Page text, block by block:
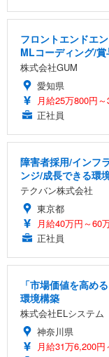
フロントエンドエ
MLコーディング/
株式会社GUM
愛知県
月給25万800円
正社員
障害者採用/インフ
ンジ/成長できる環
テクバン株式会社
東京都
月給40万円～60
正社員
「市場価値を高め
環境構築
株式会社ELシステム
神奈川県
月給31万6,200円